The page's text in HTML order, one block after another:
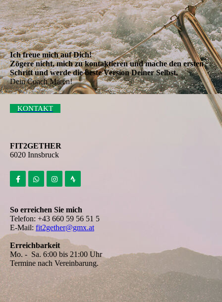
Ich freue mich auf Dich!
Zögere nicht, mich zu kontaktieren und mache den ersten
Schritt und werde die beste Version Deiner Selbst.
Dein Coach Maren!
KONTAKT
FIT2GETHER
6020 Innsbruck
So erreichen Sie mich
Telefon: +43 660 59 56 51 5
E-Mail: fit2gether@gmx.at
Erreichbarkeit
Mo. - Sa. 6:00 bis 21:00 Uhr
Termine nach Vereinbarung.